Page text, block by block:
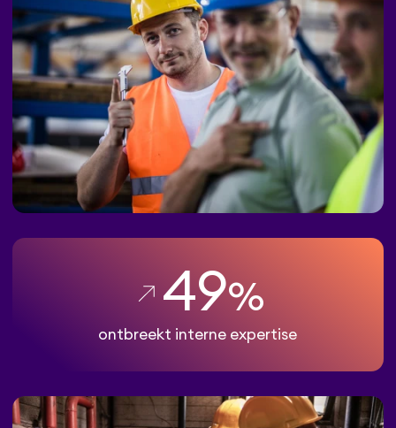
49%
ontbreekt interne expertise